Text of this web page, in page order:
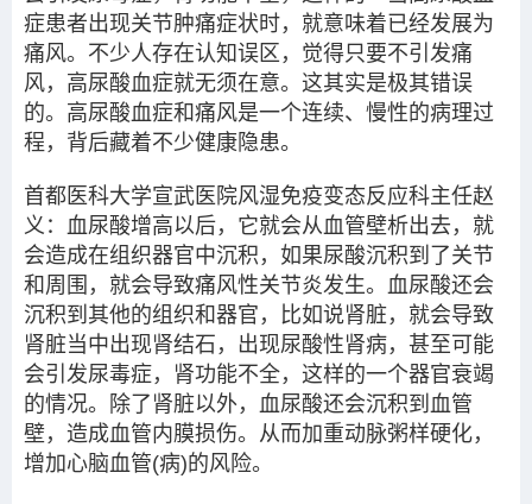
症患者出现关节肿痛症状时，就意味着已经发展为
痛风。不少人存在认知误区，觉得只要不引发痛
风，高尿酸血症就无须在意。这其实是极其错误
的。高尿酸血症和痛风是一个连续、慢性的病理过
程，背后藏着不少健康隐患。
首都医科大学宣武医院风湿免疫变态反应科主任赵
义：血尿酸增高以后，它就会从血管壁析出去，就
会造成在组织器官中沉积，如果尿酸沉积到了关节
和周围，就会导致痛风性关节炎发生。血尿酸还会
沉积到其他的组织和器官，比如说肾脏，就会导致
肾脏当中出现肾结石，出现尿酸性肾病，甚至可能
会引发尿毒症，肾功能不全，这样的一个器官衰竭
的情况。除了肾脏以外，血尿酸还会沉积到血管
壁，造成血管内膜损伤。从而加重动脉粥样硬化，
增加心脑血管(病)的风险。